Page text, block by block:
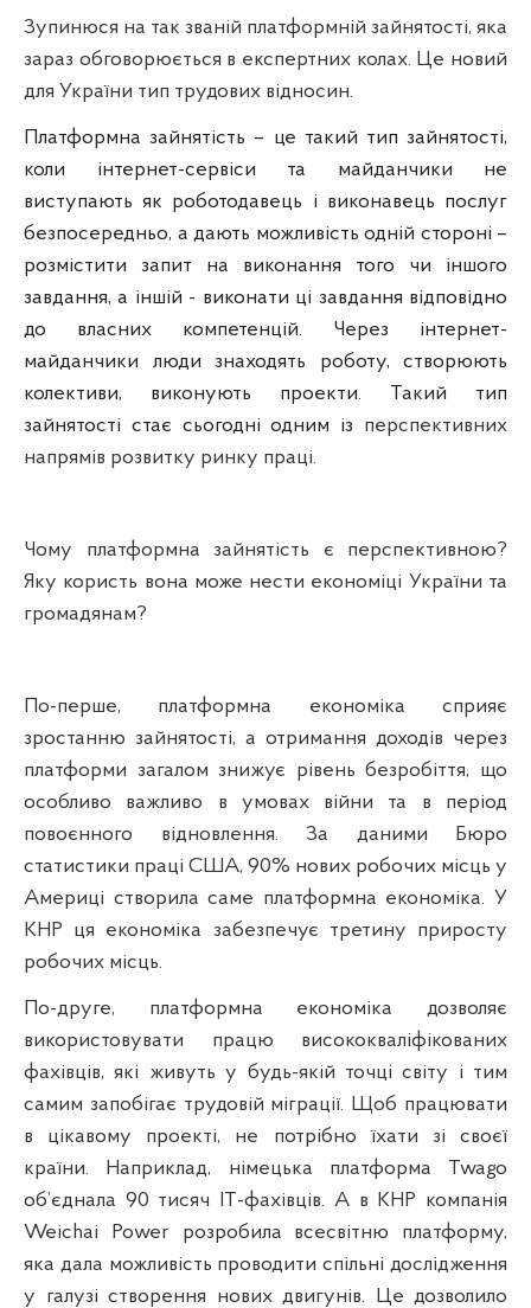
Зупинюся на так званій платформній зайнятості, яка
зараз обговорюється в експертних колах. Це новий
для України тип трудових відносин.
Платформна зайнятість – це такий тип зайнятості,
коли інтернет-сервіси та майданчики не
виступають як роботодавець і виконавець послуг
безпосередньо, а дають можливість одній стороні –
розмістити запит на виконання того чи іншого
завдання, а іншій - виконати ці завдання відповідно
до власних компетенцій. Через інтернет-
майданчики люди знаходять роботу, створюють
колективи, виконують проекти. Такий тип
зайнятості стає сьогодні одним із перспективних
напрямів розвитку ринку праці.
Чому платформна зайнятість є перспективною?
Яку користь вона може нести економіці України та
громадянам?
По-перше, платформна економіка сприяє
зростанню зайнятості, а отримання доходів через
платформи загалом знижує рівень безробіття, що
особливо важливо в умовах війни та в період
повоєнного відновлення. За даними Бюро
статистики праці США, 90% нових робочих місць у
Америці створила саме платформна економіка. У
КНР ця економіка забезпечує третину приросту
робочих місць.
По-друге, платформна економіка дозволяє
використовувати працю висококваліфікованих
фахівців, які живуть у будь-якій точці світу і тим
самим запобігає трудовій міграції. Щоб працювати
в цікавому проекті, не потрібно їхати зі своєї
країни. Наприклад, німецька платформа Twago
об’єднала 90 тисяч IT-фахівців. А в КНР компанія
Weichai Power розробила всесвітню платформу,
яка дала можливість проводити спільні дослідження
у галузі створення нових двигунів. Це дозволило